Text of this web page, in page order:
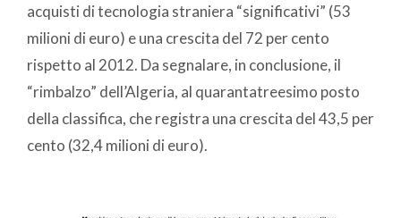
acquisti di tecnologia straniera “significativi” (53
milioni di euro) e una crescita del 72 per cento
rispetto al 2012. Da segnalare, in conclusione, il
“rimbalzo” dell’Algeria, al quarantatreesimo posto
della classifica, che registra una crescita del 43,5 per
cento (32,4 milioni di euro).